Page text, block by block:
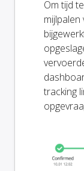
Om tijd
tracking